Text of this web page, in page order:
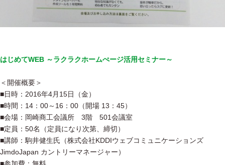
はじめてWEB ～ラクラクホームぺージ活用セミナー～
＜開催概要＞
■日時：2016年4月15日（金）
■時間：14：00～16：00（開場 13：45）
■会場：岡崎商工会議所 3階 501会議室
■定員：50名（定員になり次第、締切）
■講師：駒井健生氏（株式会社KDDIウェブコミュニケーションズ
JimdoJapan カントリーマネージャー）